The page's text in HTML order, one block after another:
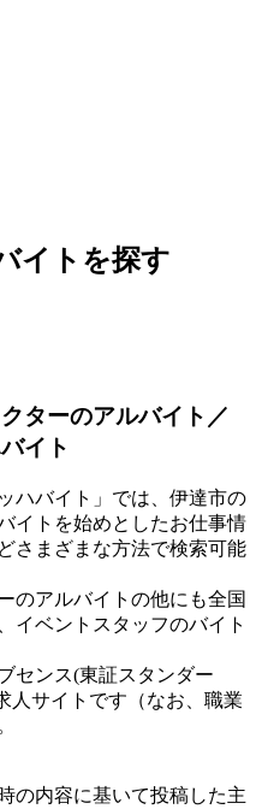
イトを探す
ターのアルバイト／
イト
ハバイト」では、伊達市の
イトを始めとしたお仕事情
さまざまな方法で検索可能
のアルバイトの他にも全国
イベントスタッフのバイト
センス(東証スタンダー
人サイトです（なお、職業
の内容に基いて投稿した主